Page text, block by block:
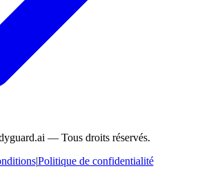
— Tous droits réservés.
|Politique de confidentialité